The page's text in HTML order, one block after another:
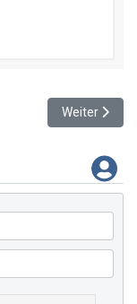
bei
Nächster
Weiter